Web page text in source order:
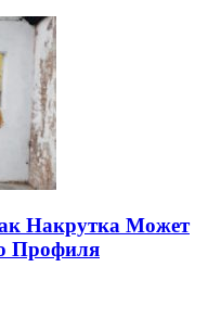
Накрутка Может
Профиля